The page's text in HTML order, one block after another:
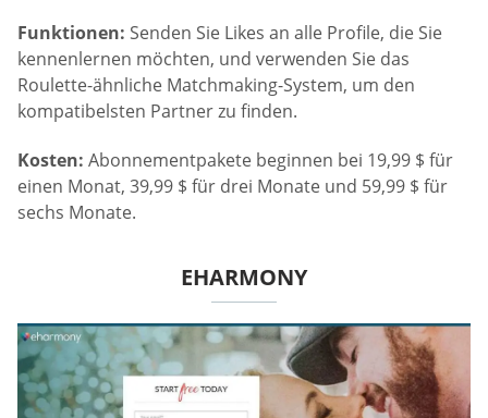
Funktionen: Senden Sie Likes an alle Profile, die Sie
kennenlernen möchten, und verwenden Sie das
Roulette-ähnliche Matchmaking-System, um den
kompatibelsten Partner zu finden.
Kosten: Abonnementpakete beginnen bei 19,99 $ für
einen Monat, 39,99 $ für drei Monate und 59,99 $ für
sechs Monate.
EHARMONY